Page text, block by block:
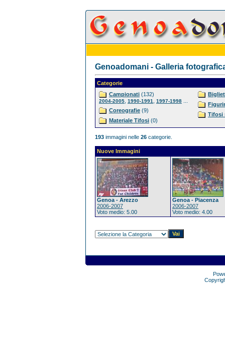
Genoadomani - Galleria
Categorie
Campionati (132)
2004-2005 1990-1991 1997-1998
Coreografie (9)
Materiale Tifosi (0)
Tifosi
193 immagini nelle 26 categorie.
Nuove Immagini
Genoa - Arezzo
2006-2007
Voto medio: 5.00
Genoa - Piacenza
2006-2007
Voto medio: 4.00